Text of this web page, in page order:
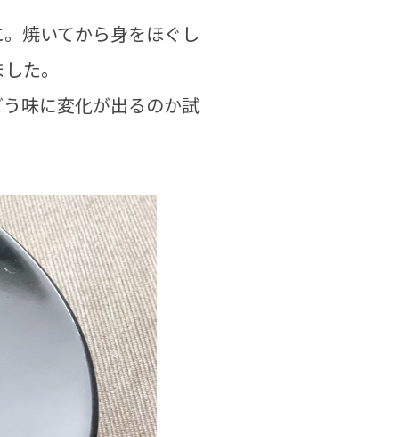
焼いてから身をほぐし
た。
味に変化が出るのか試